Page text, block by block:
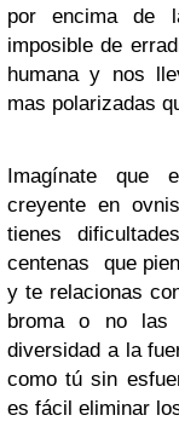
por encima de
imposible de
humana y nos
mas polarizadas
Imagínate que
creyente en
tienes
centenas que
y te relacionas
broma o no las
diversidad a la
como tú sin
es fácil eliminar